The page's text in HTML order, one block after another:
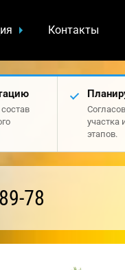
Контакты
участка
этапов.
78